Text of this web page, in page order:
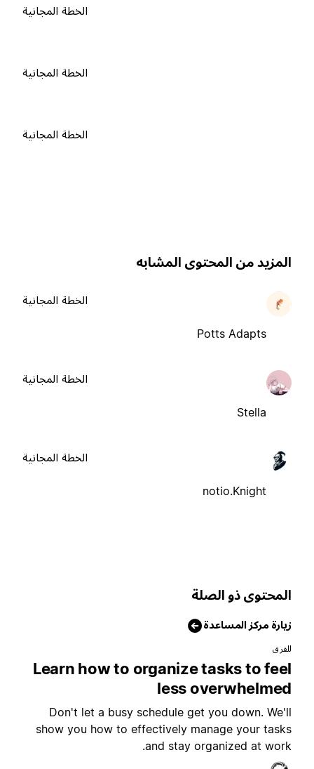
الخطة المجانية
الخطة المجانية
الخطة المجانية
من المحتوى المشابه
Potts Adapts
الخطة المجانية
Stella
الخطة المجانية
notio.Knight
الخطة المجانية
ذو الصلة
مركز المساعدة
Learn how to organize tasks to
less
Don't let a busy schedule get you down.
show you how to effectively manage your
and stay organized at